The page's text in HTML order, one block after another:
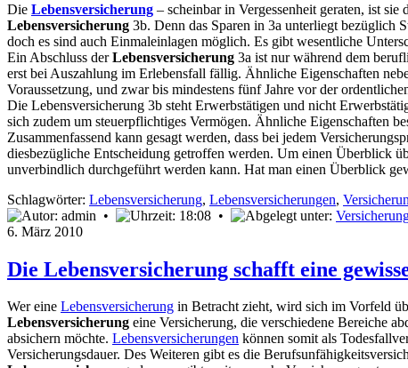
Die Lebensversicherung – scheinbar in Vergessenheit geraten, ist
Lebensversicherung 3b. Denn das Sparen in 3a unterliegt bezüglich
doch es sind auch Einmaleinlagen möglich. Es gibt wesentliche
Ein Abschluss derLebensversicherung 3a ist nur während dem
erst bei Auszahlung im Erlebensfall fällig. Ähnliche Eigenschaften
Voraussetzung, und zwar bis mindestens fünf Jahre vor der
Die Lebensversicherung 3b steht Erwerbstätigen und nicht
sich zudem um steuerpflichtiges Vermögen. Ähnliche Eigenschaften
Zusammenfassend kann gesagt werden, dass bei jedem
diesbezügliche Entscheidung getroffen werden. Um einen Überblick
unverbindlich durchgeführt werden kann. Hat man einen Überblick
Schlagwörter: Lebensversicherung, Lebensversicherungen,
admin •
18:08 •
6. März 2010
Die Lebensversicherung schafft eine
Wer eine Lebensversicherung in Betracht zieht, wird sich im Vorfeld
Lebensversicherung eine Versicherung, die verschiedene Bereiche
absichern möchte. Lebensversicherungen können somit als
Versicherungsdauer. Des Weiteren gibt es die